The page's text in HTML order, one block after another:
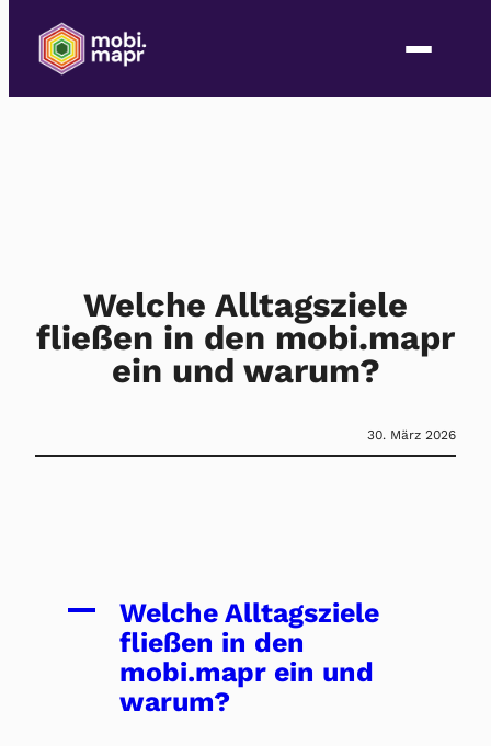
Welche Alltagsziele
fließen in den mobi.mapr
ein und warum?
30. März 2026
A
Welche Alltagsziele
fließen in den
mobi.mapr ein und
warum?